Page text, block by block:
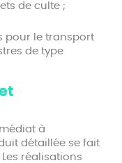
de culte ;
pour le transport
de type
à
détaillée se fait
réalisations